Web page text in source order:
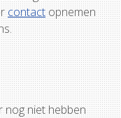
contactopnemen
nog niet hebben